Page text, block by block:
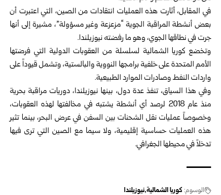
في المقابل، أثارت هذه العمليات انتقادات من الصين، التي اعتبرت أن
بعض أنشطة المراقبة الجوية “مزعزعة وغير مسؤولة”، مشيرة إلى أنها
جرت في نطاقها الجوي، وهو ما رفضته نيوزيلندا.
وتخضع كوريا الشمالية لسلسلة من العقوبات الدولية التي فرضتها
الأمم المتحدة على خلفية برامجها النووية والبالستية، وتشمل قيوداً على
واردات النفط وصادرات الموارد الطبيعية.
وفي هذا السياق، تنفذ عدة دول، بينها نيوزيلندا، دوريات مراقبة بحرية
منذ عام 2018 لرصد أي أنشطة يشتبه في مخالفتها لهذه العقوبات،
وخصوصاً عمليات نقل الشحنات بين السفن في عرض البحر، بينما تثير
هذه العمليات حساسية إقليمية، ولا سيما مع الصين التي ترى فيها
تدخلاً في محيطها الجغرافي.
الوسوم: كوريا الشمالية نيوزيلندا